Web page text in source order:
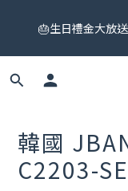
領券
🎂生日禮金大放
🎟️ 免運券來了！每
韓國
C2203-